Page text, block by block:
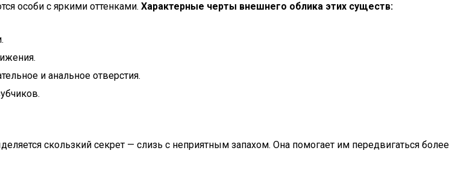
особи с яркими оттенками. Характерные черты внешнего облика этих существ:
и анальное отверстия.
скользкий секрет — слизь с неприятным запахом. Она помогает им передвигаться более